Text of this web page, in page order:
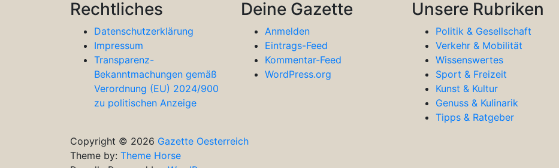
Rechtliches
Datenschutzerklärung
Impressum
Transparenz-
Bekanntmachungen gemäß
Verordnung (EU) 2024/900
zu politischen Anzeige
Deine Gazette
Anmelden
Eintrags-Feed
Kommentar-Feed
WordPress.org
Unsere Rubriken
Politik & Gesellschaft
Verkehr & Mobilität
Wissenswertes
Sport & Freizeit
Kunst & Kultur
Genuss & Kulinarik
Tipps & Ratgeber
Copyright © 2026 Gazette Oesterreich
Theme by: Theme Horse